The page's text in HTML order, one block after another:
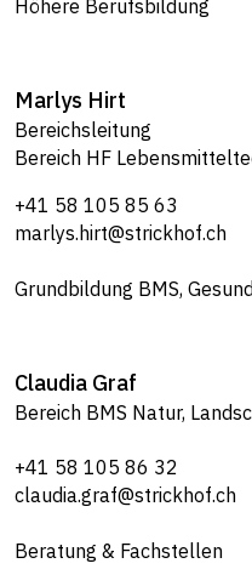
Höhere Berufsbildung
Marlys Hirt
Bereichsleitung
Bereich HF
+41 58 105 85 63
marlys.hirt@strickhof.ch
Grundbildung BMS,
Claudia Graf
Bereich BMS Natur,
+41 58 105 86 32
claudia.graf@strickhof.ch
Beratung & Fachstellen